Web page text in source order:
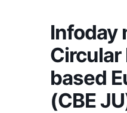
Infoday
Circular
based
(CBE